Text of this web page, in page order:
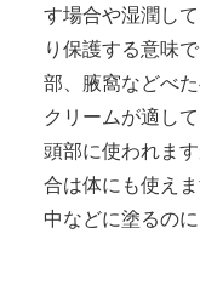
す場合や湿潤し
り保護する意味
部、腋窩などべ
クリームが適し
頭部に使われま
合は体にも使え
中などに塗るのに